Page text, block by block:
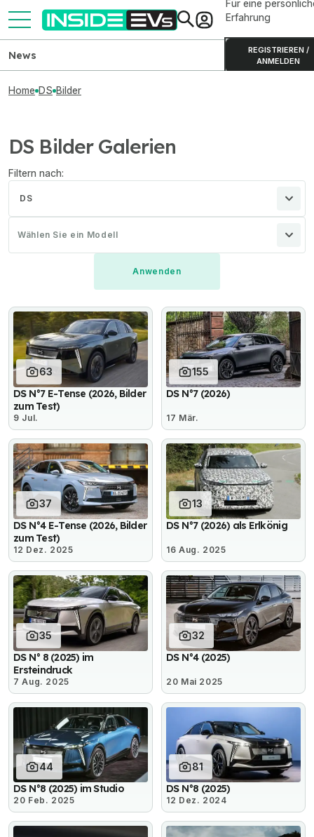
Für eine
Erfahrung
REGISTRIEREN /
ANMELDEN
News
Home DS Bilder
DS Bilder Galerien
Filtern nach:
DS
Wählen Sie ein Modell
63
DS N°7 E-Tense (2026, Bilder
zum Test)
9 Jul.
155
DS N°7 (2026)
17 Mär.
37
DS N°4 E-Tense (2026, Bilder
zum Test)
12 Dez. 2025
13
DS N°7 (2026) als Erlkönig
16 Aug. 2025
35
DS N° 8 (2025) im
Ersteindruck
7 Aug. 2025
32
DS N°4 (2025)
20 Mai 2025
44
DS N°8 (2025) im Studio
20 Feb. 2025
81
DS N°8 (2025)
12 Dez. 2024